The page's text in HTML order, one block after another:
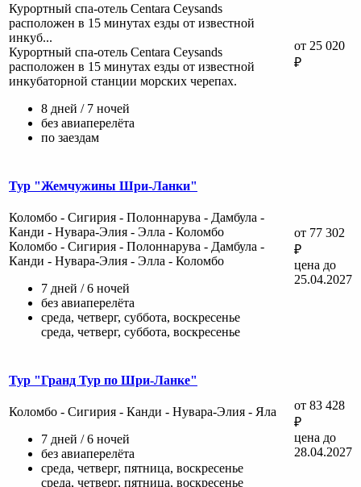
Курортный спа-отель Centara Ceysands
расположен в 15 минутах езды от известной
инкуб...
Курортный спа-отель Centara Ceysands
расположен в 15 минутах езды от известной
инкубаторной станции морских черепах.
8 дней / 7 ночей
без авиаперелёта
по заездам
от 25 020
₽
Тур "Жемчужины Шри-Ланки"
Коломбо - Сигирия - Полоннарува - Дамбула -
Канди - Нувара-Элия - Элла - Коломбо
Коломбо - Сигирия - Полоннарува - Дамбула -
Канди - Нувара-Элия - Элла - Коломбо
7 дней / 6 ночей
без авиаперелёта
среда, четверг, суббота, воскресенье
среда, четверг, суббота, воскресенье
от 77 302
₽
цена до
25.04.2027
Тур "Гранд Тур по Шри-Ланке"
Коломбо - Сигирия - Канди - Нувара-Элия - Яла
7 дней / 6 ночей
без авиаперелёта
среда, четверг, пятница, воскресенье
среда, четверг, пятница, воскресенье
от 83 428
₽
цена до
28.04.2027